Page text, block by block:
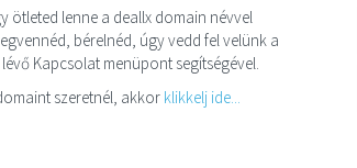
lenne a deallx domain névvel
bérelnéd, úgy vedd fel velünk a
Kapcsolat menüpont segítségével.
szeretnél, akkor klikkelj ide...